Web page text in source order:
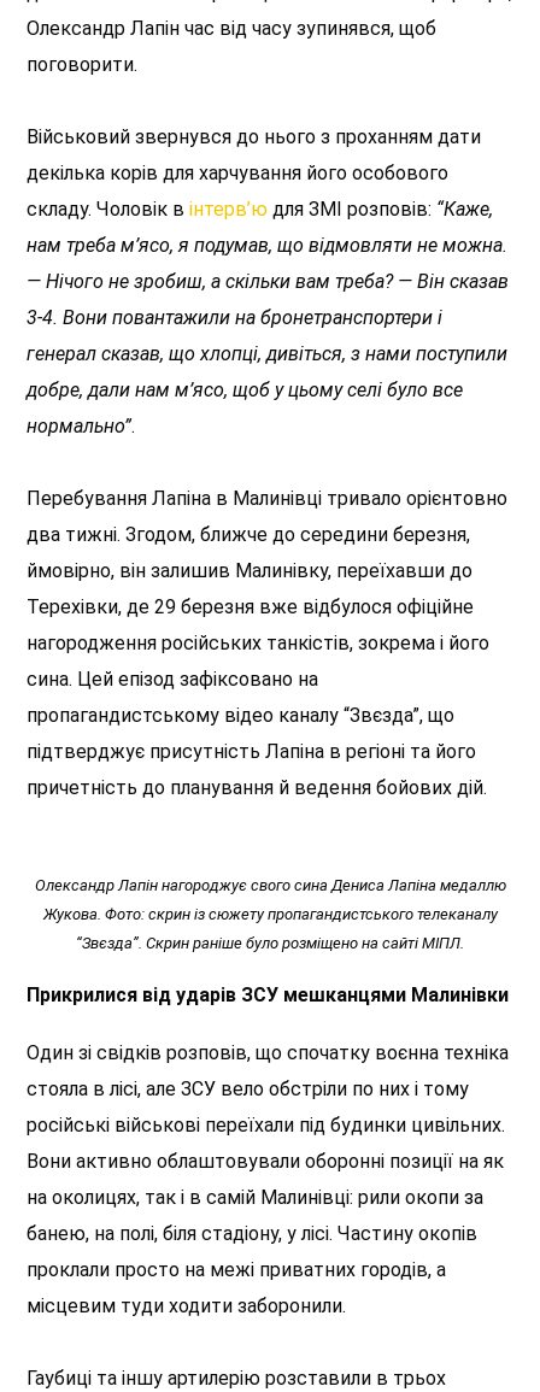
Олександр Лапін час від часу зупинявся, щоб
поговорити.
Військовий звернувся до нього з проханням дати
декілька корів для харчування його особового
складу. Чоловік вінтерв’ю для ЗМІ розповів: “Каже,
нам треба м’ясо, я подумав, що відмовляти не можна.
— Нічого не зробиш, а скільки вам треба? — Він сказав
3-4. Вони повантажили на бронетранспортери і
генерал сказав, що хлопці, дивіться, з нами поступили
добре, дали нам м’ясо, щоб у цьому селі було все
нормально”.
Перебування Лапіна в Малинівці тривало орієнтовно
два тижні. Згодом, ближче до середини березня,
ймовірно, він залишив Малинівку, переїхавши до
Терехівки, де 29 березня вже відбулося офіційне
нагородження російських танкістів, зокрема і його
сина. Цей епізод зафіксовано на
пропагандистському відео каналу “Звєзда”, що
підтверджує присутність Лапіна в регіоні та його
причетність до планування й ведення бойових дій.
Олександр Лапін нагороджує свого сина Дениса Лапіна медаллю
Жукова. Фото: скрин із сюжету пропагандистського телеканалу
“Звєзда”. Скрин раніше було розміщено на сайті МІПЛ.
Прикрилися від ударів ЗСУ мешканцями Малинівки
Один зі свідків розповів, що спочатку воєнна техніка
стояла в лісі, але ЗСУ вело обстріли по них і тому
російські військові переїхали під будинки цивільних.
Вони активно облаштовували оборонні позиції на як
на околицях, так і в самій Малинівці: рили окопи за
банею, на полі, біля стадіону, у лісі. Частину окопів
проклали просто на межі приватних городів, а
місцевим туди ходити заборонили.
Гаубиці та іншу артилерію розставили в трьох